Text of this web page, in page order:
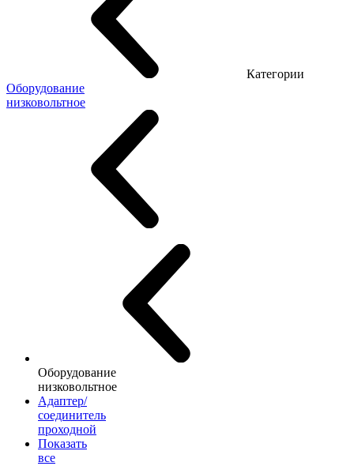
Категории
Оборудование
низковольтное
Оборудование
низковольтное
Адаптер/
соединитель
проходной
Показать
все